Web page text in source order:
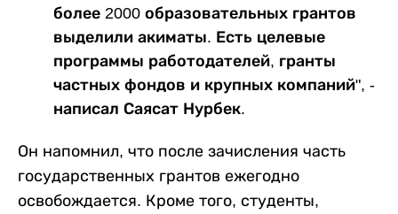
более 2000 образовательных грантов
выделили акиматы. Есть целевые
программы работодателей, гранты
частных фондов и крупных компаний", -
написал Саясат Нурбек.
Он напомнил, что после зачисления часть
государственных грантов ежегодно
освобождается. Кроме того, студенты,